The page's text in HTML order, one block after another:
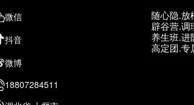
微信
抖音
微博
18807284511
随心隐.放
辟谷营.调
养生班.进
高定团.专